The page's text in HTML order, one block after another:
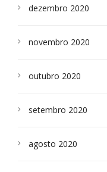
dezembro 2020
novembro 2020
outubro 2020
setembro 2020
agosto 2020